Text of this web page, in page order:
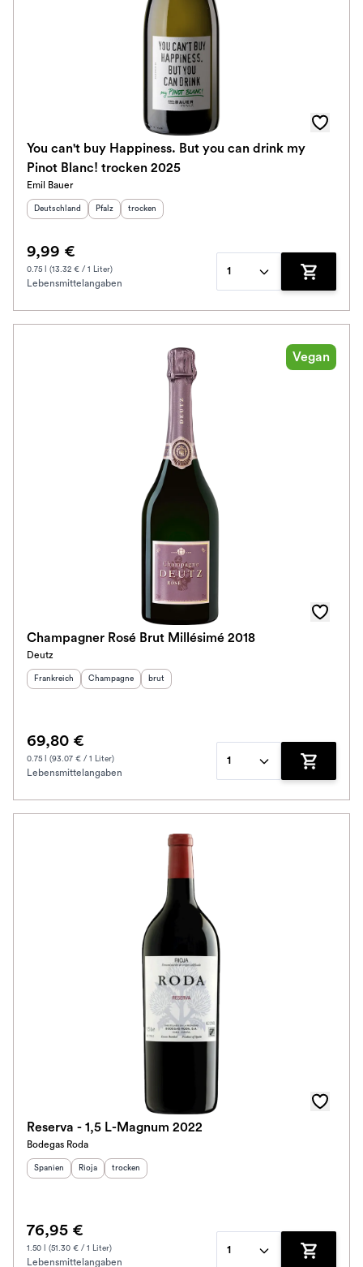
You can't buy Happiness. But you can drink my
Pinot Blanc! trocken 2025
Emil Bauer
Herkunftsland
Deutschland Herkunftsregion
Pfalz Geschmack
trocken
9,99 €
0.75 l (13.32 € / 1 Liter)
Lebensmittelangaben
1
Zum
Vegan
Champagner Rosé Brut Millésimé 2018
Deutz
Herkunftsland
Frankreich Herkunftsregion :
Champagne Geschmack
brut
69,80 €
0.75 l (93.07 € / 1 Liter)
Lebensmittelangaben
1
Zum
Reserva - 1,5 L-Magnum 2022
Bodegas Roda
Herkunftsland:
Spanien Herkunftsregion:
Rioja Geschmack
trocken
76,95 €
1.50 l (51.30 € / 1 Liter)
Lebensmittelangaben
1